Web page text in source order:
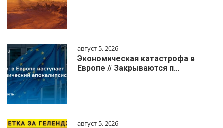
август 5, 2026
Экономическая катастрофа в
Европе // Закрываются п…
август 5, 2026